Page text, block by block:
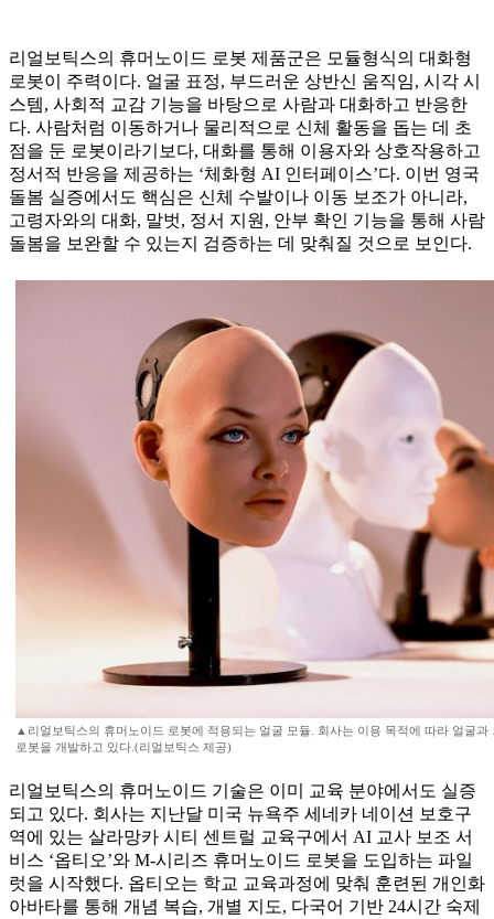
리얼보틱스의 휴머노이드 로봇 제품군은 모듈형식의 대화형
로봇이 주력이다. 얼굴 표정, 부드러운 상반신 움직임, 시각 시
스템, 사회적 교감 기능을 바탕으로 사람과 대화하고 반응한
다. 사람처럼 이동하거나 물리적으로 신체 활동을 돕는 데 초
점을 둔 로봇이라기보다, 대화를 통해 이용자와 상호작용하고
정서적 반응을 제공하는 ‘체화형 AI 인터페이스’다. 이번 영국
돌봄 실증에서도 핵심은 신체 수발이나 이동 보조가 아니라,
고령자와의 대화, 말벗, 정서 지원, 안부 확인 기능을 통해 사람
돌봄을 보완할 수 있는지 검증하는 데 맞춰질 것으로 보인다.
▲리얼보틱스의 휴머노이드 로봇에 적용되는 얼굴 모듈. 회사는 이용 목적에 따라 얼굴과
로봇을 개발하고 있다.(리얼보틱스 제공)
리얼보틱스의 휴머노이드 기술은 이미 교육 분야에서도 실증
되고 있다. 회사는 지난달 미국 뉴욕주 세네카 네이션 보호구
역에 있는 살라망카 시티 센트럴 교육구에서 AI 교사 보조 서
비스 ‘옵티오’와 M-시리즈 휴머노이드 로봇을 도입하는 파일
럿을 시작했다. 옵티오는 학교 교육과정에 맞춰 훈련된 개인화
아바타를 통해 개념 복습, 개별 지도, 다국어 기반 24시간 숙제